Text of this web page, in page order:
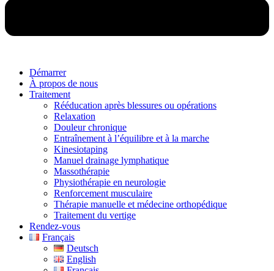
Démarrer
À propos de nous
Traitement
Rééducation après blessures ou opérations
Relaxation
Douleur chronique
Entraînement à l’équilibre et à la marche
Kinesiotaping
Manuel drainage lymphatique
Massothérapie
Physiothérapie en neurologie
Renforcement musculaire
Thérapie manuelle et médecine orthopédique
Traitement du vertige
Rendez-vous
Français
Deutsch
English